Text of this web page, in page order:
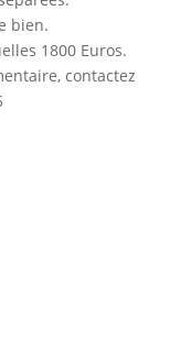
bien.
1800 Euros.
contactez